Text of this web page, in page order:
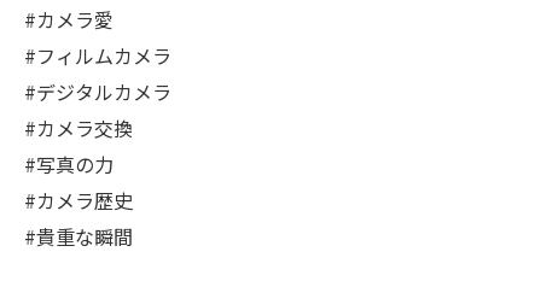
#カメラ愛
#フィルムカメラ
#デジタルカメラ
#カメラ交換
#写真の力
#カメラ歴史
#貴重な瞬間